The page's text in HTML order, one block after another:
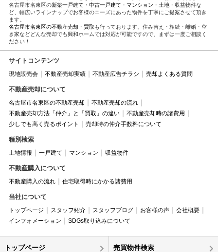
名古屋市名東区の新築一戸建て ・ 中古一戸建て ・ マンション ・ 土地・収益物件な
ど、幅広いラインナップでお客様のニーズにあった物件を丁寧にご提案させて頂き
ます。
名古屋市名東区の不動産売却・買取 も行っております。住み替え・相続・離婚・空
き家などどんな売却でも興和ホームでは対応が可能ですので、まずは一度ご相談く
ださい！
サイトコンテンツ
現地販売会 不動産売却実績 不動産広告チラシ 売却よくある質問
不動産売却について
名古屋市名東区の不動産売却
不動産売却の流れ
不動産売却方法「仲介」と「買取」の違い
不動産売却時の諸費用
少しでも高く売るポイント
売却時の仲介手数料について
種別検索
土地情報 一戸建て マンション 収益物件
不動産購入について
不動産購入の流れ 住宅取得時にかかる諸費用
当社について
トップページ スタッフ紹介 スタッフブログ お客様の声
会社概要
インフォメーション
SDGs取り込みについて
トップページ 売買物件検索